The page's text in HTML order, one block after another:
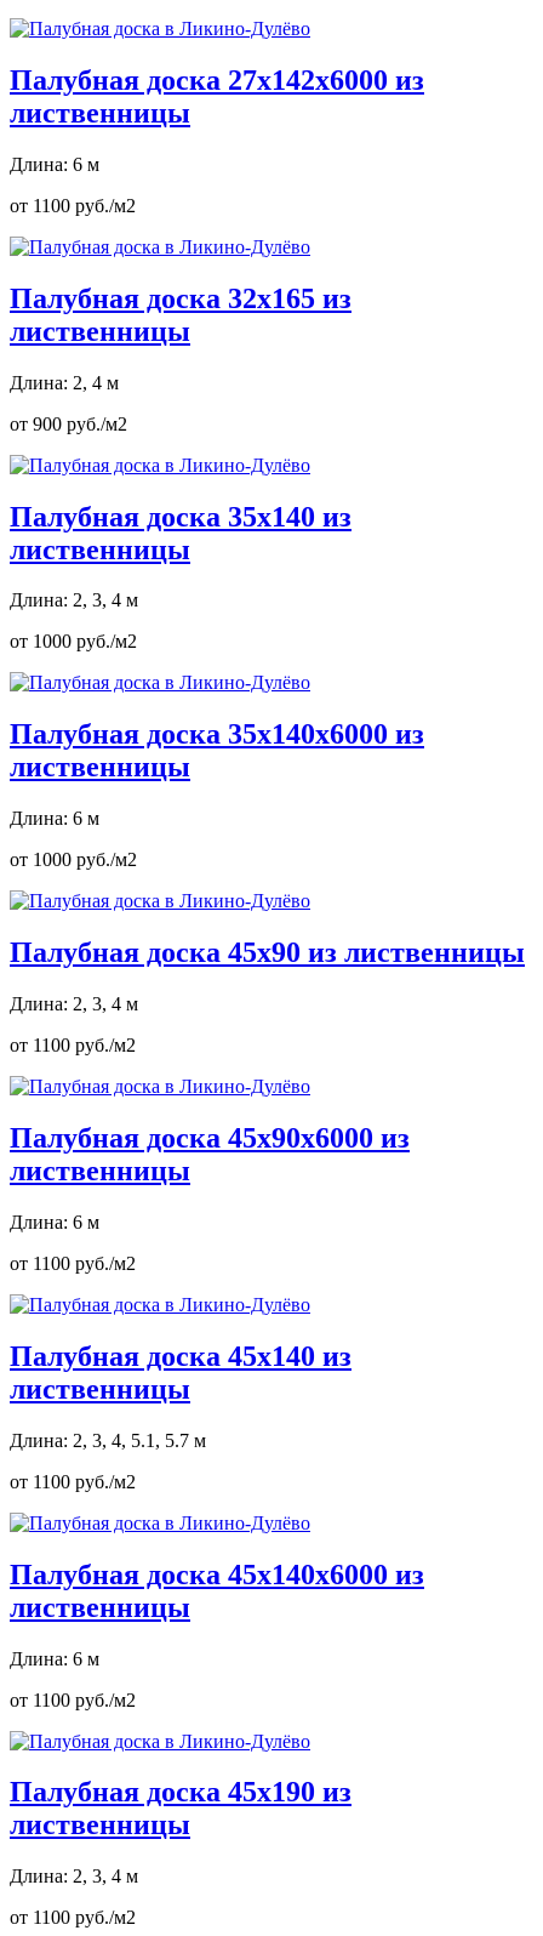
Палубная доска 27х142х6000 из
лиственницы
Длина: 6 м
от 1100 руб./м2
Палубная доска 32х165 из
лиственницы
Длина: 2, 4 м
от 900 руб./м2
Палубная доска 35х140 из
лиственницы
Длина: 2, 3, 4 м
от 1000 руб./м2
Палубная доска 35х140х6000 из
лиственницы
Длина: 6 м
от 1000 руб./м2
Палубная доска 45х90 из лиственницы
Длина: 2, 3, 4 м
от 1100 руб./м2
Палубная доска 45х90х6000 из
лиственницы
Длина: 6 м
от 1100 руб./м2
Палубная доска 45х140 из
лиственницы
Длина: 2, 3, 4, 5.1, 5.7 м
от 1100 руб./м2
Палубная доска 45х140х6000 из
лиственницы
Длина: 6 м
от 1100 руб./м2
Палубная доска 45х190 из
лиственницы
Длина: 2, 3, 4 м
от 1100 руб./м2